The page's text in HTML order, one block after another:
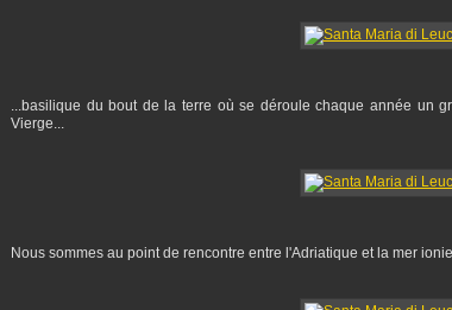
...basilique du bout de la terre où se déroule chaque année un
Vierge...
Nous sommes au point de rencontre entre l'Adriatique et la mer